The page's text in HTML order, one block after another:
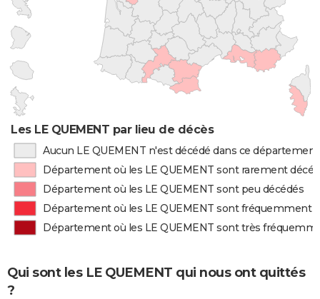
Les LE QUEMENT par lieu de décès
Aucun LE QUEMENT n'est décédé dans ce département
Département où les LE QUEMENT sont rarement
Département où les LE QUEMENT sont peu décédés
Département où les LE QUEMENT sont fréquemment
Département où les LE QUEMENT sont très
Qui sont les LE QUEMENT qui nous ont quittés
?